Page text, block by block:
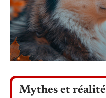
Mythes et